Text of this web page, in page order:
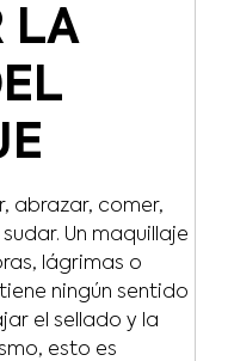
LA
abrazar, comer,
Un maquillaje
lágrimas o
ningún sentido
el sellado y la
esto es